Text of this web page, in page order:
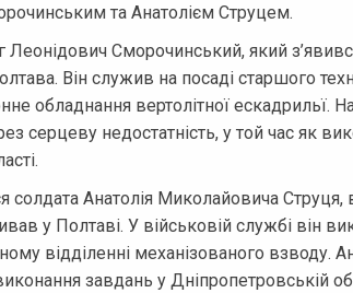
та Анатолієм Струцем.
Сморочинський, який
Він служив на посаді старшого
обладнання вертолітної ескадрильї.
серцеву недостатність, у той час як
солдата Анатолія Миколайовича Струця,
у Полтаві. У військовій службі він
відділенні механізованого взводу.
завдань у Дніпропетровській